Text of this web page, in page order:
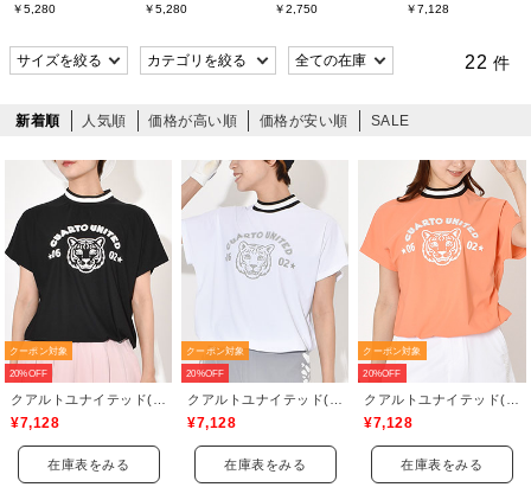
￥5,280 ￥5,280 ￥2,750 ￥7,128
22 件
新着順 人気順 価格が高い順 価格が安い順 SALE
クーポン対象
20%OFF
¥7,128
在庫表をみる
クーポン対象
20%OFF
¥7,128
在庫表をみる
クーポン対象
20%OFF
¥7,128
在庫表をみる